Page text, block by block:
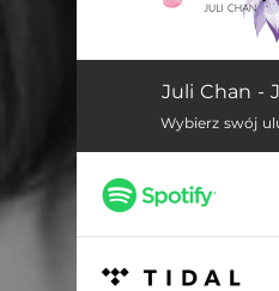
Joe Le TaxiJuli Chan -
Wybierz swój